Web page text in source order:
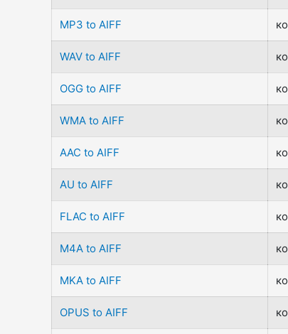
MP3 to AIFF
WAV to AIFF
OGG to AIFF
WMA to AIFF
AAC to AIFF
AU to AIFF
FLAC to AIFF
M4A to AIFF
MKA to AIFF
OPUS to AIFF